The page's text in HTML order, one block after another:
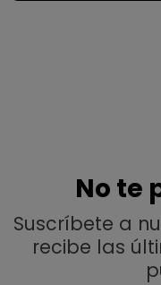
No te
Suscríbete a
recibe las